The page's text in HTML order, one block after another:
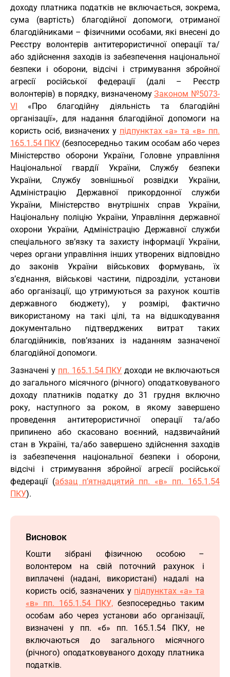
доходу платника податків не включається, зокрема,
сума (вартість) благодійної допомоги, отриманої
благодійниками – фізичними особами, які внесені до
Реєстру волонтерів антитерористичної операції та/
або здійснення заходів із забезпечення національної
безпеки і оборони, відсічі і стримування збройної
агресії російської федерації (далі – Реєстр
волонтерів) в порядку, визначеному Законом №5073-
VI «Про благодійну діяльність та благодійні
організації», для надання благодійної допомоги на
користь осіб, визначених у підпунктах «а» та «в» пп.
165.1.54 ПКУ (безпосередньо таким особам або через
Міністерство оборони України, Головне управління
Національної гвардії України, Службу безпеки
України, Службу зовнішньої розвідки України,
Адміністрацію Державної прикордонної служби
України, Міністерство внутрішніх справ України,
Національну поліцію України, Управління державної
охорони України, Адміністрацію Державної служби
спеціального зв’язку та захисту інформації України,
через органи управління інших утворених відповідно
до законів України військових формувань, їх
з’єднання, військові частини, підрозділи, установи
або організації, що утримуються за рахунок коштів
державного бюджету), у розмірі, фактично
використаному на такі цілі, та на відшкодування
документально підтверджених витрат таких
благодійників, пов’язаних із наданням зазначеної
благодійної допомоги.
Зазначені у пп. 165.1.54 ПКУ доходи не включаються
до загального місячного (річного) оподатковуваного
доходу платників податку до 31 грудня включно
року, наступного за роком, в якому завершено
проведення антитерористичної операції та/або
припинено або скасовано воєнний, надзвичайний
стан в Україні, та/або завершено здійснення заходів
із забезпечення національної безпеки і оборони,
відсічі і стримування збройної агресії російської
федерації (абзац п’ятнадцятий пп. «в» пп. 165.1.54
ПКУ).
Висновок
Кошти зібрані фізичною особою –
волонтером на свій поточний рахунок і
виплачені (надані, використані) надалі на
користь осіб, зазначених у підпунктах «а» та
«в» пп. 165.1.54 ПКУ, безпосередньо таким
особам або через установи або організації,
визначені у пп. «б» пп. 165.1.54 ПКУ, не
включаються до загального місячного
(річного) оподатковуваного доходу платника
податків.